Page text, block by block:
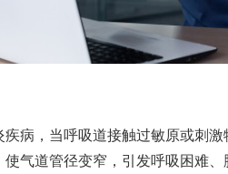
病，当呼吸道接触过敏原或刺
气道管径变窄，引发呼吸困难